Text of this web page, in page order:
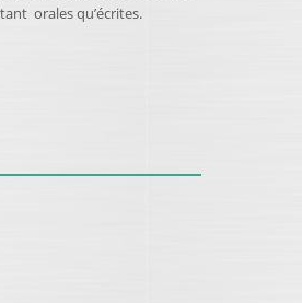
orales qu’écrites.